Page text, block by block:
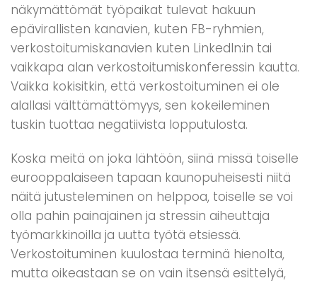
näkymättömät työpaikat tulevat hakuun
epävirallisten kanavien, kuten FB-ryhmien,
verkostoitumiskanavien kuten LinkedIn:in tai
vaikkapa alan verkostoitumiskonferessin kautta.
Vaikka kokisitkin, että verkostoituminen ei ole
alallasi välttämättömyys, sen kokeileminen
tuskin tuottaa negatiivista lopputulosta.
Koska meitä on joka lähtöön, siinä missä toiselle
eurooppalaiseen tapaan kaunopuheisesti niitä
näitä jutusteleminen on helppoa, toiselle se voi
olla pahin painajainen ja stressin aiheuttaja
työmarkkinoilla ja uutta työtä etsiessä.
Verkostoituminen kuulostaa terminä hienolta,
mutta oikeastaan se on vain itsensä esittelyä,